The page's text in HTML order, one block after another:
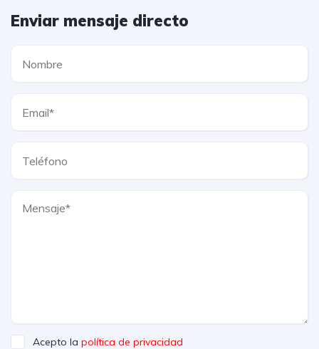
Enviar mensaje directo
Acepto la política de privacidad